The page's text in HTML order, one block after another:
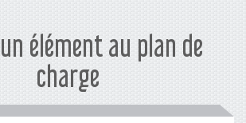
élément au plan de
charge